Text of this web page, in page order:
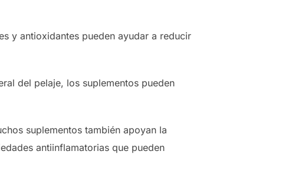
y antioxidantes pueden ayudar a reducir
del pelaje, los suplementos pueden
suplementos también apoyan la
antiinflamatorias que pueden